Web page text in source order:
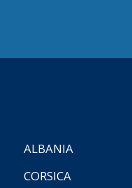
ALBANIA
CORSICA